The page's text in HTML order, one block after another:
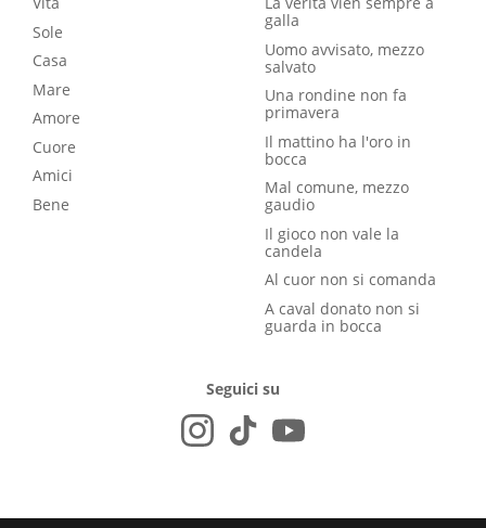
Sole
Casa
Mare
Amore
Cuore
Amici
Bene
galla
Uomo avvisato, mezzo
salvato
Una rondine non fa
primavera
Il mattino ha l'oro in
bocca
Mal comune, mezzo
gaudio
Il gioco non vale la
candela
Al cuor non si comanda
A caval donato non si
guarda in bocca
Seguici su